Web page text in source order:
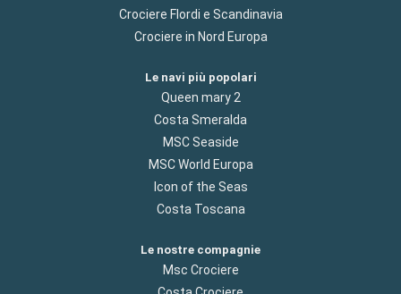
Crociere Flordi e Scandinavia
Crociere in Nord Europa
Le navi più popolari
Queen mary 2
Costa Smeralda
MSC Seaside
MSC World Europa
Icon of the Seas
Costa Toscana
Le nostre compagnie
Msc Crociere